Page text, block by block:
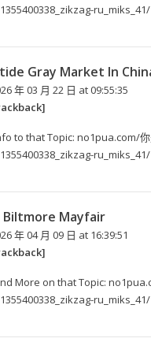
Gray Market In
年 03 月 22 日 at 09:55:35
to that Topic: no1pua.com/
Biltmore Mayfair
年 04 月 09 日 at 16:39:51
More on that Topic: